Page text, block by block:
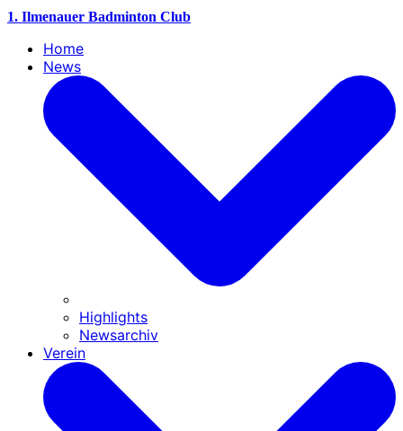
1. Ilmenauer Badminton Club
Home
News
Highlights
Newsarchiv
Verein